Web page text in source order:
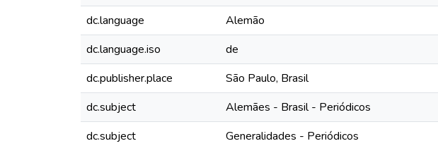
dc.language
Alemão
dc.language.iso
de
dc.publisher.place
São Paulo, Brasil
dc.subject
Alemães - Brasil - Periódicos
dc.subject
Generalidades - Periódicos